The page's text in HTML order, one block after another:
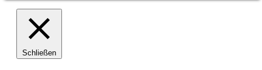
Schließen